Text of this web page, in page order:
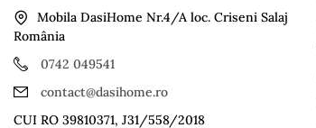
Mobila DasiHome Nr.4/A loc. Criseni Salaj
România
0742 049541
contact@dasihome.ro
CUI RO 39810371, J31/558/2018